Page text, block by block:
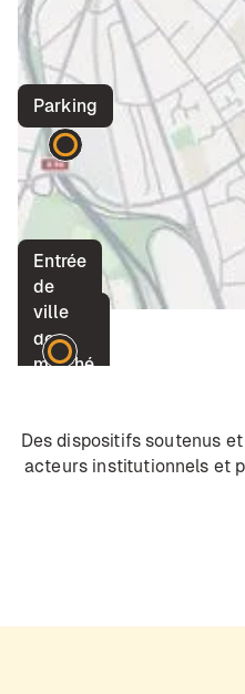
Place
de
marché
Entrée
de
ville
Parking
Des dispositifs soutenus
acteurs institutionnels et